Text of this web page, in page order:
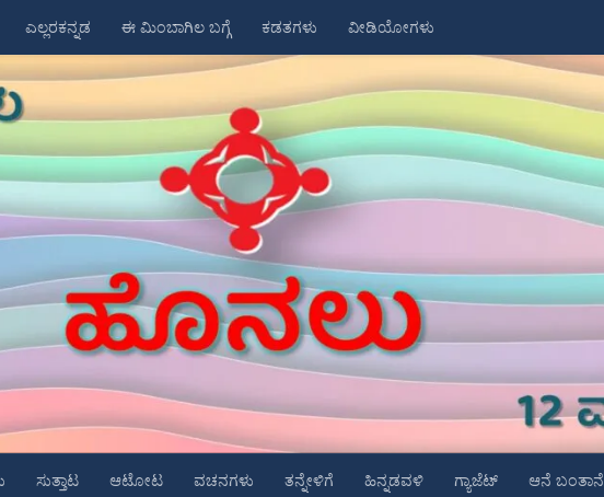
ಎಲ್ಲರಕನ್ನಡ ಈ ಮಿಂಬಾಗಿಲ ಬಗ್ಗೆ ಕಡತಗಳು ವೀಡಿಯೋಗಳು
ಸುತ್ತಾಟ ಆಟೋಟ ವಚನಗಳು ತನ್ನೇಳಿಗೆ ಹಿನ್ನಡವಳಿ ಗ್ಯಾಜೆಟ್ ಆನೆ ಬಂತಾನೆ